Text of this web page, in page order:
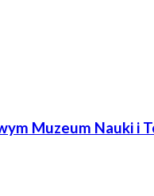
Muzeum Nauki i